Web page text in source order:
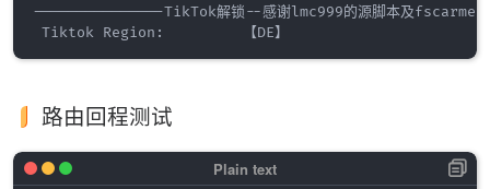
---------------TikTok解锁--感谢lmc999的源脚本及
路由回程测试